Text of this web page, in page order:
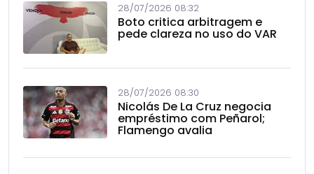
28/07/2026 08:32
Boto critica arbitragem e
pede clareza no uso do VAR
28/07/2026 08:30
Nicolás De La Cruz negocia
empréstimo com Peñarol;
Flamengo avalia